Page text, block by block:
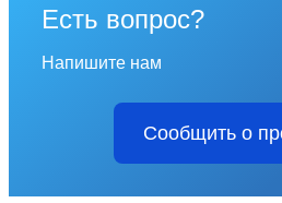
Есть вопрос?
Напишите нам
Сообщить о